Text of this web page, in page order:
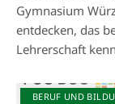
Gymnasium
entdecken, das
Lehrerschaft
BERUF UND